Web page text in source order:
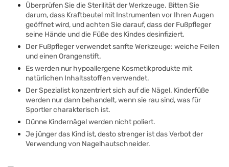
Überprüfen Sie die Sterilität der Werkzeuge. Bitten Sie
darum, dass Kraftbeutel mit Instrumenten vor Ihren Augen
geöffnet wird, und achten Sie darauf, dass der Fußpfleger
seine Hände und die Füße des Kindes desinfiziert.
Der Fußpfleger verwendet sanfte Werkzeuge: weiche Feilen
und einen Orangenstift.
Es werden nur hypoallergene Kosmetikprodukte mit
natürlichen Inhaltsstoffen verwendet.
Der Spezialist konzentriert sich auf die Nägel. Kinderfüße
werden nur dann behandelt, wenn sie rau sind, was für
Sportler charakterisch ist.
Dünne Kindernägel werden nicht poliert.
Je jünger das Kind ist, desto strenger ist das Verbot der
Verwendung von Nagelhautschneider.